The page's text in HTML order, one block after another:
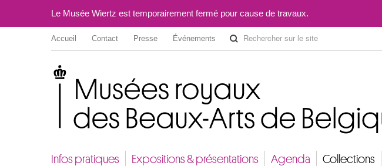
Le Musée Wiertz est temporairement fermé pour cause de travaux.
Accueil Contact Presse Événements
Infos pratiques Expositions & présentations Agenda Collections